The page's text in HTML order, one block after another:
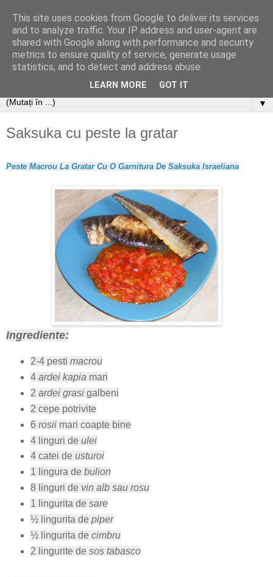
▼
Saksuka cu peste la gratar
Peste Macrou La Gratar Cu O Garnitura De Saksuka Israeliana
Ingrediente:
2-4 pesti macrou
4 ardei kapia mari
2 ardei grasigalbeni
2 cepe potrivite
6 rosiimari coapte bine
4 linguri de ulei
4 catei de usturoi
1 lingura de bulion
8 linguri de vin alb sau rosu
1 lingurita de sare
½ lingurita de piper
½ lingurita de cimbru
2 lingurite de sos tabasco
This site uses cookies from Google to deliver its services
and to analyze traffic. Your IP address and user-agent are
shared with Google along with performance and security
metrics to ensure quality of service, generate usage
statistics, and to detect and address abuse.
LEARN MORE GOT IT